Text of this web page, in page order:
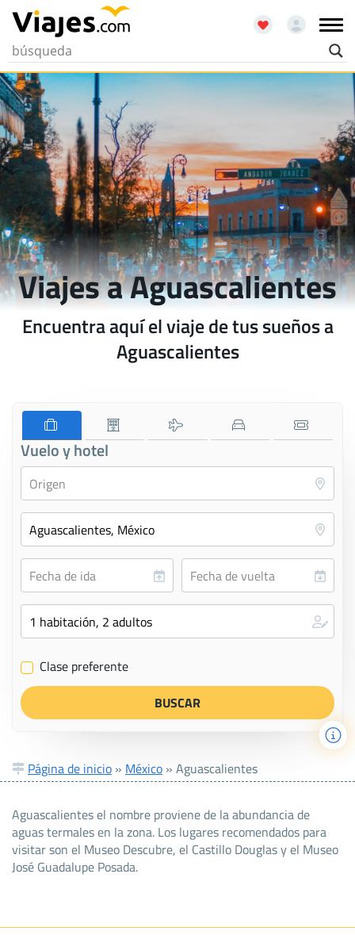
Viajes a Aguascalientes
Encuentra aquí el viaje de tus sueños a
Aguascalientes
Vuelo y hotel
✔ Clase preferente
Página de inicio » México » Aguascalientes
Aguascalientes el nombre proviene de la abundancia de
aguas termales en la zona. Los lugares recomendados para
visitar son el Museo Descubre, el Castillo Douglas y el Museo
José Guadalupe Posada.